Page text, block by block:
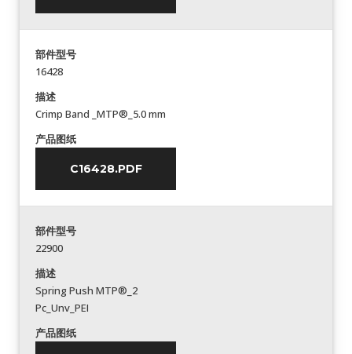
部件型号
16428
描述
Crimp Band _MTP®_5.0 mm
产品图纸
C16428.PDF
部件型号
22900
描述
Spring Push MTP®_2
Pc_Unv_PEI
产品图纸